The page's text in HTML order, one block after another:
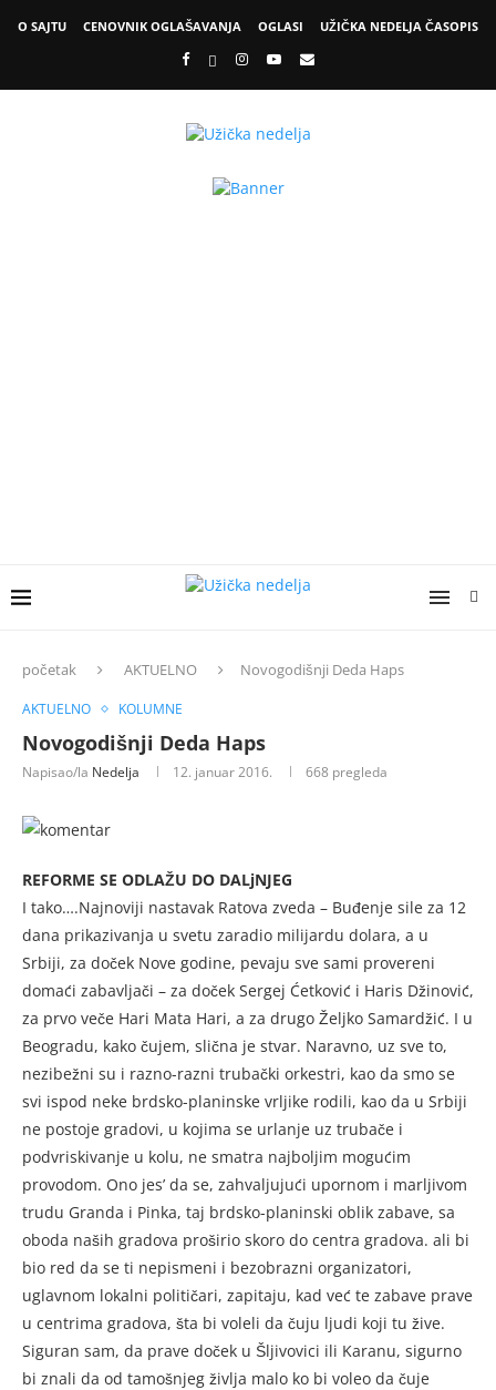
O SAJTU CENOVNIK OGLAŠAVANJA OGLASI UŽIČKA NEDELJA ČASOPIS
početak AKTUELNO Novogodišnji Deda Haps
AKTUELNO KOLUMNE
Novogodišnji Deda Haps
Napisao/la Nedelja 12. januar 2016. 668 pregleda
REFORME SE ODLAŽU DO DALjNJEG
I tako….Najnoviji nastavak Ratova zveda – Buđenje sile za 12
dana prikazivanja u svetu zaradio milijardu dolara, a u
Srbiji, za doček Nove godine, pevaju sve sami provereni
domaći zabavljači – za doček Sergej Ćetković i Haris Džinović,
za prvo veče Hari Mata Hari, a za drugo Željko Samardžić. I u
Beogradu, kako čujem, slična je stvar. Naravno, uz sve to,
nezibežni su i razno-razni trubački orkestri, kao da smo se
svi ispod neke brdsko-planinske vrljike rodili, kao da u Srbiji
ne postoje gradovi, u kojima se urlanje uz trubače i
podvriskivanje u kolu, ne smatra najboljim mogućim
provodom. Ono jes’ da se, zahvaljujući upornom i marljivom
trudu Granda i Pinka, taj brdsko-planinski oblik zabave, sa
oboda naših gradova proširio skoro do centra gradova. ali bi
bio red da se ti nepismeni i bezobrazni organizatori,
uglavnom lokalni političari, zapitaju, kad već te zabave prave
u centrima gradova, šta bi voleli da čuju ljudi koji tu žive.
Siguran sam, da prave doček u Šljivovici ili Karanu, sigurno
bi znali da od tamošnjeg življa malo ko bi voleo da čuje